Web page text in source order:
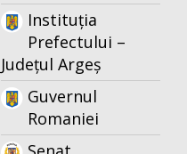
Instituția
Prefectului –
Județul Argeș
Guvernul
Romaniei